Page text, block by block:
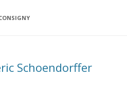
Schoendorffer